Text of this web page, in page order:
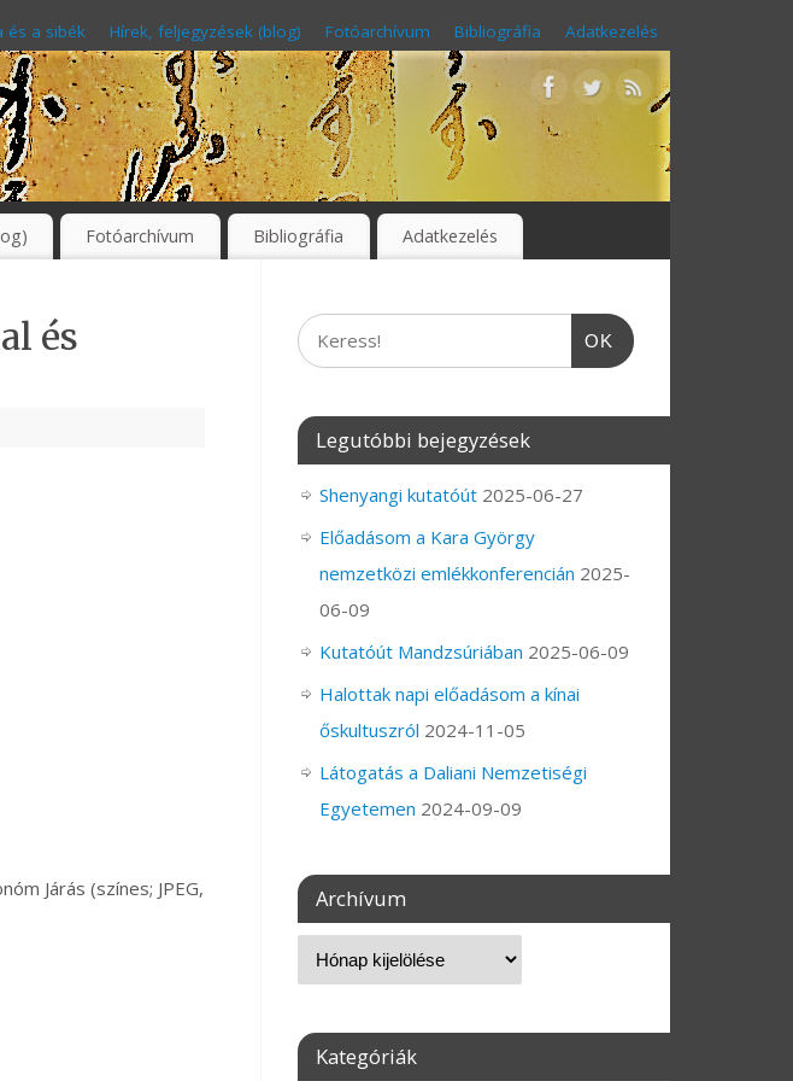
és a sibék Hírek, feljegyzések (blog) Fotóarchívum Bibliográfia Adatkezelés
Fotóarchívum Bibliográfia Adatkezelés
és
Járás (színes; JPEG,
OK
Legutóbbi bejegyzések
Shenyangi kutatóút 2025-06-27
Előadásom a Kara György
nemzetközi emlékkonferencián 2025-
06-09
Kutatóút Mandzsúriában 2025-06-09
Halottak napi előadásom a kínai
őskultuszról 2024-11-05
Látogatás a Daliani Nemzetiségi
Egyetemen 2024-09-09
Archívum
Kategóriák